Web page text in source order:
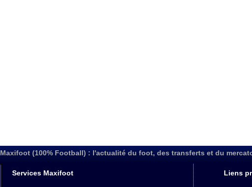
Maxifoot (100% Football) : l'actualité du foot, des transferts et du
Services Maxifoot Liens